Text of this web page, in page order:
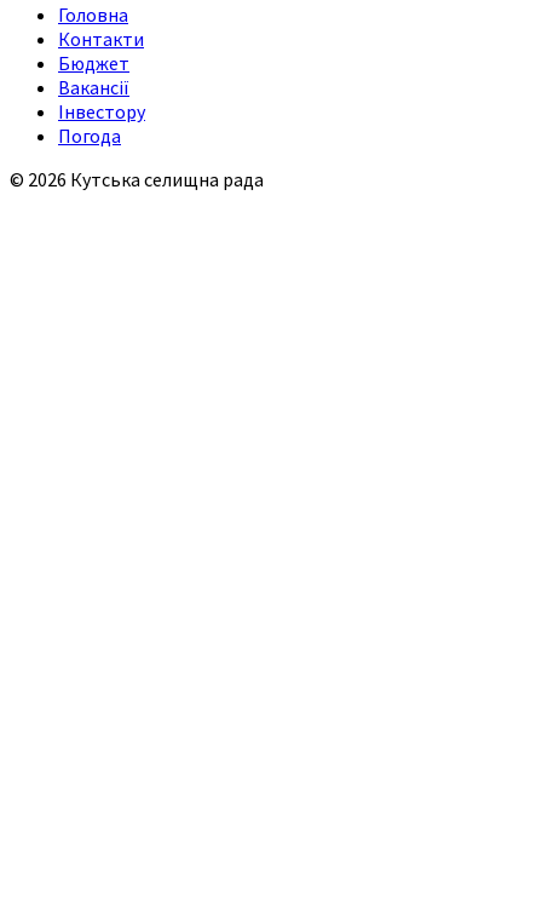
Головна
Контакти
Бюджет
Вакансії
Інвестору
Погода
© 2026 Кутська селищна рада